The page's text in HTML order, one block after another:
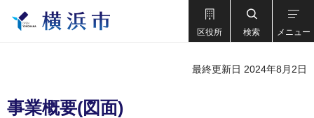
区役所 検索 メニュー
最終更新日 2024年8月2日
事業概要(図面)